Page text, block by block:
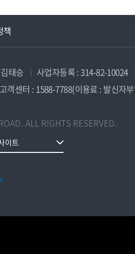
책
태승 사업자등록 : 314-82-10024
고객센터 : 1588-7788(이용료 : 발신자
ALL RIGHTS RESERVED.
이트